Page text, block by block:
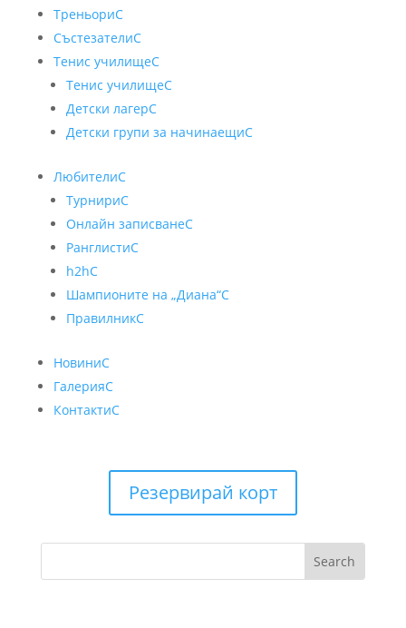
ТреньориC
СъстезателиC
Тенис училищеC
Тенис училищеC
Детски лагерC
Детски групи за начинаещиC
ЛюбителиC
ТурнириC
Онлайн записванеC
РанглистиC
h2hC
Шампионите на „Диана“C
ПравилникC
НовиниC
ГалерияC
КонтактиC
Резервирай корт